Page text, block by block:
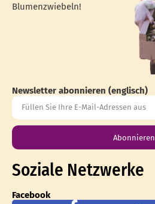
Blumenzwiebeln!
Newsletter abonnieren (englisch)
Abonnieren
Soziale Netzwerke
Facebook